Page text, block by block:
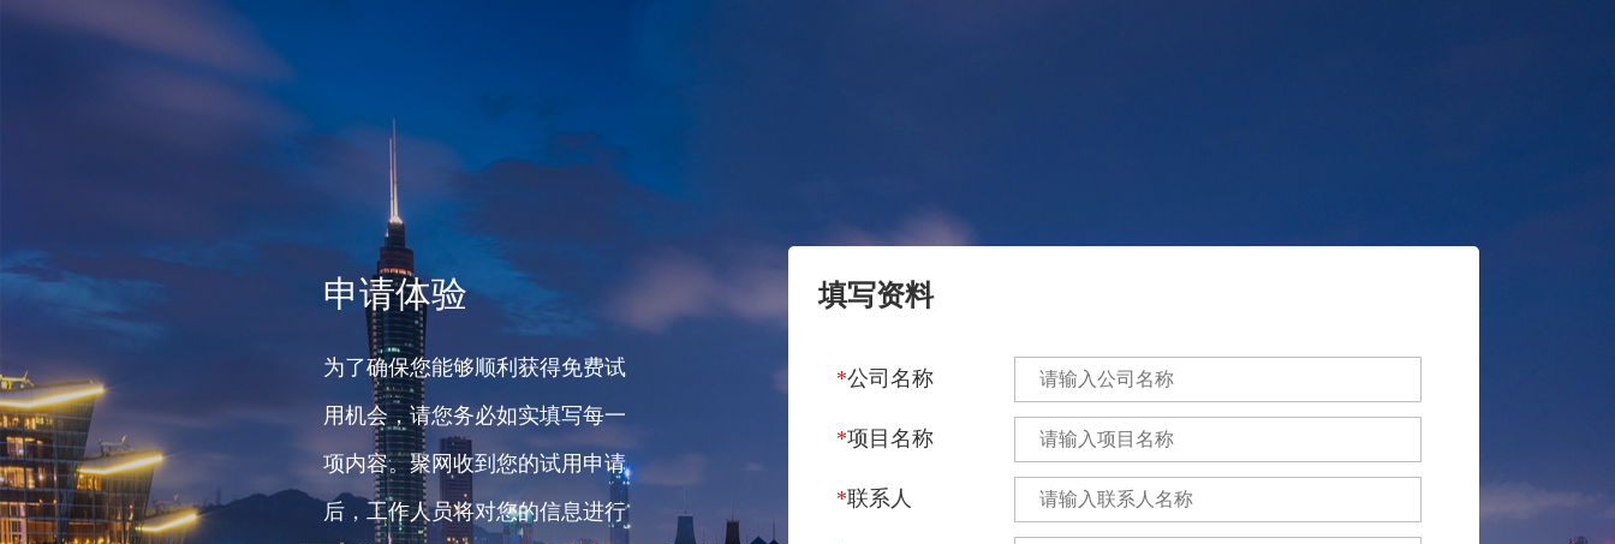
申请体验
为了确保您能够顺利获得免费试
用机会，请您务必如实填写每一
项内容。聚网收到您的试用申请
后，工作人员将对您的信息进行
填写资料
*公司名称
*项目名称
*联系人